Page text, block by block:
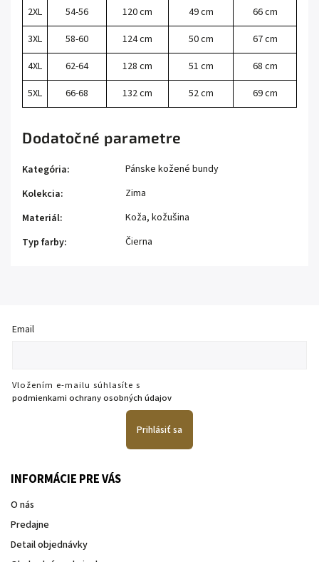
2XL
54-56 120 cm 49 cm
66 cm
3XL
58-60 124 cm 50 cm
67 cm
4XL
62-64 128 cm 51 cm
68 cm
5XL
66-68 132 cm 52 cm 69 cm
Dodatočné parametre
Kategória:
Pánske kožené bundy
Kolekcia:
Zima
Materiál:
Koža, kožušina
Typ farby: Čierna
Email
Vložením e-mailu súhlasíte s
podmienkami ochrany osobných údajov
Prihlásiť sa
INFORMÁCIE PRE VÁS
O nás
Predajne
Detail objednávky